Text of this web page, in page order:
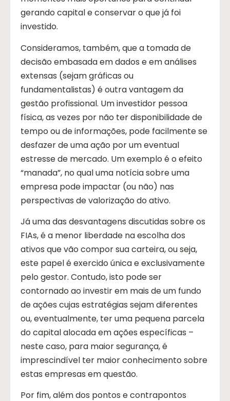
gerando capital e conservar o que já foi
investido.
Consideramos, também, que a tomada de
decisão embasada em dados e em análises
extensas (sejam gráficas ou
fundamentalistas) é outra vantagem da
gestão profissional. Um investidor pessoa
física, as vezes por não ter disponibilidade de
tempo ou de informações, pode facilmente se
desfazer de uma ação por um eventual
estresse de mercado. Um exemplo é o efeito
“manada”, no qual uma notícia sobre uma
empresa pode impactar (ou não) nas
perspectivas de valorização do ativo.
Já uma das desvantagens discutidas sobre os
FIAs, é a menor liberdade na escolha dos
ativos que vão compor sua carteira, ou seja,
este papel é exercido única e exclusivamente
pelo gestor. Contudo, isto pode ser
contornado ao investir em mais de um fundo
de ações cujas estratégias sejam diferentes
ou, eventualmente, ter uma pequena parcela
do capital alocada em ações específicas –
neste caso, para maior segurança, é
imprescindível ter maior conhecimento sobre
estas empresas em questão.
Por fim, além dos pontos e contrapontos